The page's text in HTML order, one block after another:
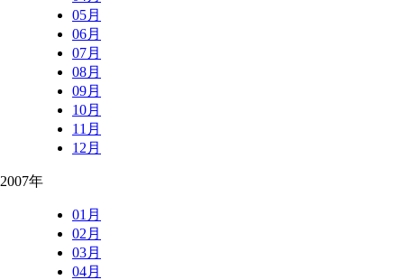
05月
06月
07月
08月
09月
10月
11月
12月
2007年
01月
02月
03月
04月